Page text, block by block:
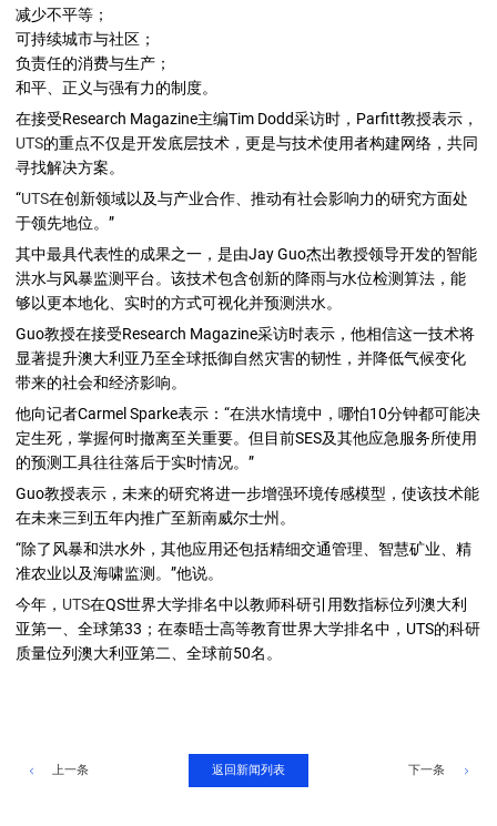
减少不平等；
可持续城市与社区；
负责任的消费与生产；
和平、正义与强有力的制度。
在接受Research Magazine主编Tim Dodd采访时，Parfitt教授表示，
UTS的重点不仅是开发底层技术，更是与技术使用者构建网络，共同
寻找解决方案。
“UTS在创新领域以及与产业合作、推动有社会影响力的研究方面处
于领先地位。”
其中最具代表性的成果之一，是由Jay Guo杰出教授领导开发的智能
洪水与风暴监测平台。该技术包含创新的降雨与水位检测算法，能
够以更本地化、实时的方式可视化并预测洪水。
Guo教授在接受Research Magazine采访时表示，他相信这一技术将
显著提升澳大利亚乃至全球抵御自然灾害的韧性，并降低气候变化
带来的社会和经济影响。
他向记者Carmel Sparke表示：“在洪水情境中，哪怕10分钟都可能决
定生死，掌握何时撤离至关重要。但目前SES及其他应急服务所使用
的预测工具往往落后于实时情况。”
Guo教授表示，未来的研究将进一步增强环境传感模型，使该技术能
在未来三到五年内推广至新南威尔士州。
“除了风暴和洪水外，其他应用还包括精细交通管理、智慧矿业、精
准农业以及海啸监测。”他说。
今年， UTS在QS世界大学排名中以教师科研引用数指标位列澳大利
亚第一、全球第33；在泰晤士高等教育世界大学排名中，UTS的科研
质量位列澳大利亚第二、全球前50名。
上一条 返回新闻列表 下一条